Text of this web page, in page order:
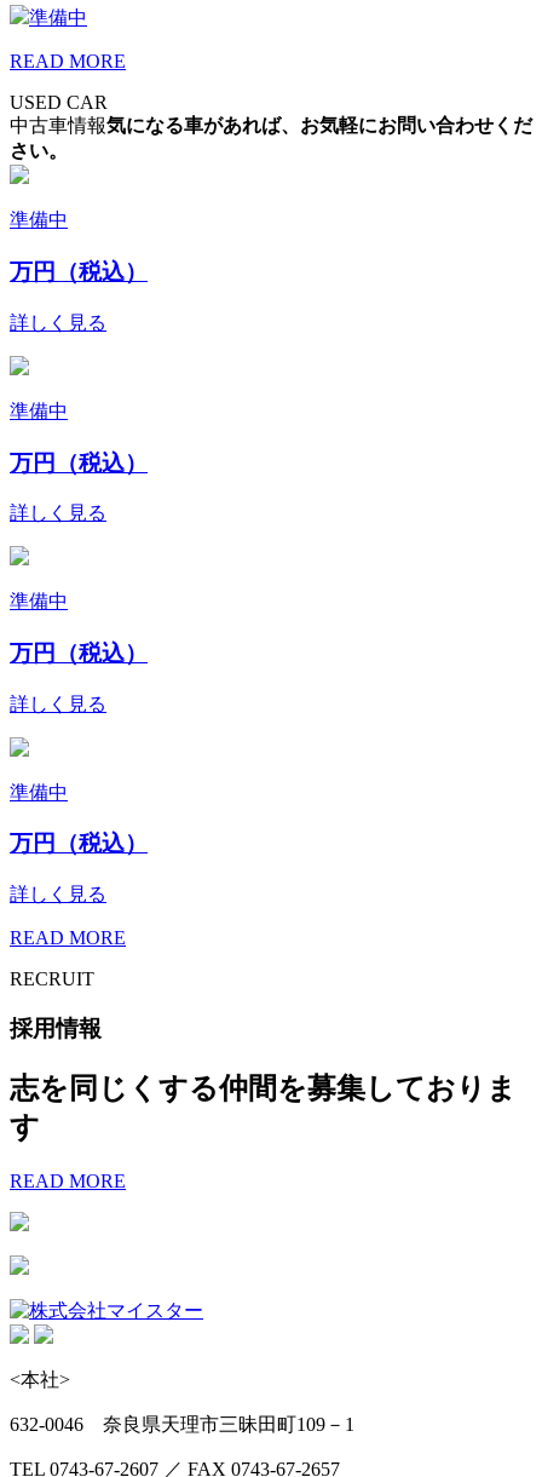
準備中
READ MORE
USED CAR
中古車情報気になる車があれば、お気軽にお問い合わせくだ
さい。
準備中
万円（税込）
詳しく見る
準備中
万円（税込）
詳しく見る
準備中
万円（税込）
詳しく見る
準備中
万円（税込）
詳しく見る
READ MORE
RECRUIT
採用情報
志を同じくする仲間を募集しておりま
す
READ MORE
<本社>
632-0046 奈良県天理市三昧田町109－1
TEL 0743-67-2607 ／ FAX 0743-67-2657